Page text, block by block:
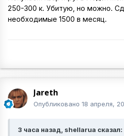
250-300 к. Убитую, но можно.
необходимые 1500 в месяц.
Jareth
Опубликовано 18 апреля,
3 часа назад, shellarua сказал: